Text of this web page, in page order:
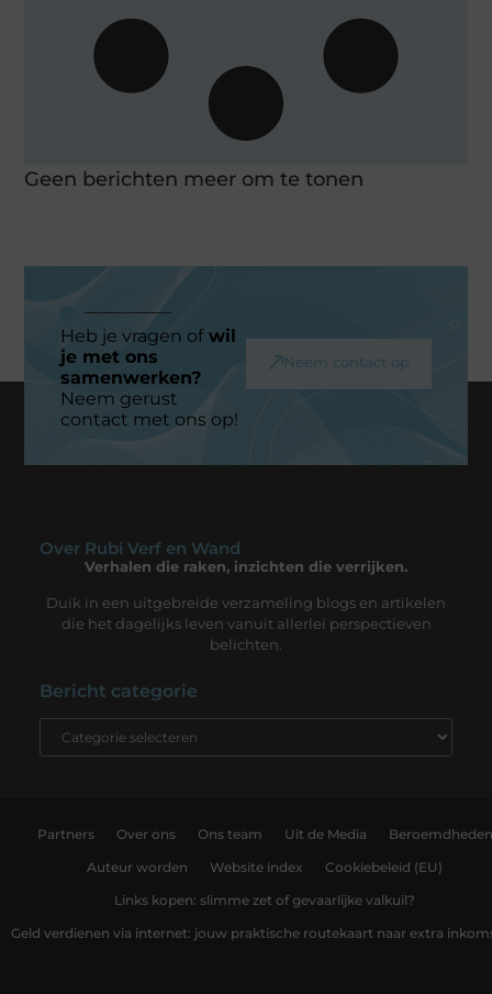
Geen berichten meer om te tonen
Heb je vragen ofwil
je met ons
samenwerken?
Neem gerust
contact met ons op!
Neem contact op
Over Rubi Verf en Wand
Verhalen die raken, inzichten die verrijken.
Duik in een uitgebreide verzameling blogs en artikelen
die het dagelijks leven vanuit allerlei perspectieven
belichten.
Bericht categorie
Partners Over ons Ons team Uit de Media Beroemdheden
Auteur worden Website index Cookiebeleid (EU)
Links kopen: slimme zet of gevaarlijke valkuil?
Geld verdienen via internet: jouw praktische routekaart naar extra